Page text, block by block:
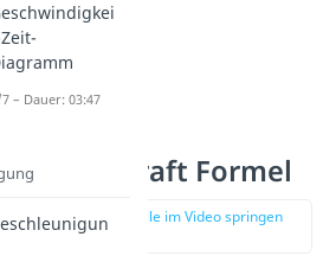
Formel
zur Stelle im Video springen
(00:17)
– Dauer: 03:47